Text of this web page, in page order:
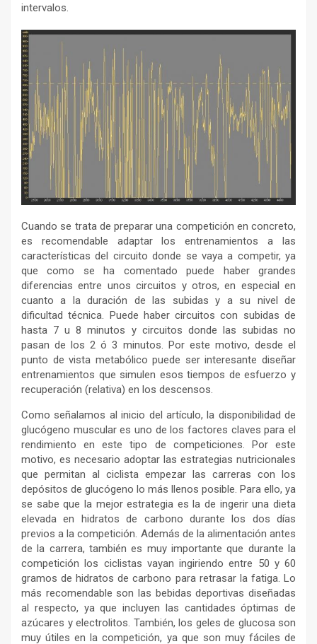
intervalos.
Cuando se trata de preparar una competición en concreto,
es recomendable adaptar los entrenamientos a las
características del circuito donde se vaya a competir, ya
que como se ha comentado puede haber grandes
diferencias entre unos circuitos y otros, en especial en
cuanto a la duración de las subidas y a su nivel de
dificultad técnica. Puede haber circuitos con subidas de
hasta 7 u 8 minutos y circuitos donde las subidas no
pasan de los 2 ó 3 minutos. Por este motivo, desde el
punto de vista metabólico puede ser interesante diseñar
entrenamientos que simulen esos tiempos de esfuerzo y
recuperación (relativa) en los descensos.
Como señalamos al inicio del artículo, la disponibilidad de
glucógeno muscular es uno de los factores claves para el
rendimiento en este tipo de competiciones. Por este
motivo, es necesario adoptar las estrategias nutricionales
que permitan al ciclista empezar las carreras con los
depósitos de glucógeno lo más llenos posible. Para ello, ya
se sabe que la mejor estrategia es la de ingerir una dieta
elevada en hidratos de carbono durante los dos días
previos a la competición. Además de la alimentación antes
de la carrera, también es muy importante que durante la
competición los ciclistas vayan ingiriendo entre 50 y 60
gramos de hidratos de carbono para retrasar la fatiga. Lo
más recomendable son las bebidas deportivas diseñadas
al respecto, ya que incluyen las cantidades óptimas de
azúcares y electrolitos. También, los geles de glucosa son
muy útiles en la competición, ya que son muy fáciles de